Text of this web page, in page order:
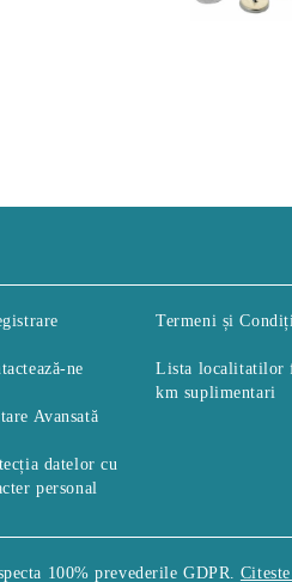
ne
Avansată
datelor cu
personal
Termeni și
Lista localitatilor
km suplimentari
100% prevederile GDPR.